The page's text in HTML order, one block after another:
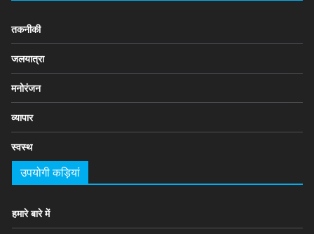
तकनीकी
जलयात्रा
मनोरंजन
व्यापार
स्वस्थ
उपयोगी कड़ियां
हमारे बारे में